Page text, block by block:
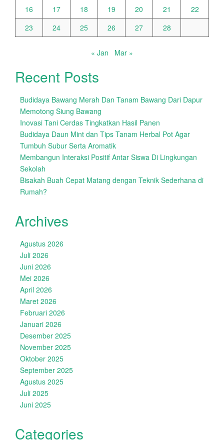
16
17 18 19 20 21
22
23
24 25 26 27 28
« Jan Mar »
Recent Posts
Budidaya Bawang Merah Dan Tanam Bawang Dari Dapur
Memotong Siung Bawang
Inovasi Tani Cerdas Tingkatkan Hasil Panen
Budidaya Daun Mint dan Tips Tanam Herbal Pot Agar
Tumbuh Subur Serta Aromatik
Membangun Interaksi Positif Antar Siswa Di Lingkungan
Sekolah
Bisakah Buah Cepat Matang dengan Teknik Sederhana di
Rumah?
Archives
Agustus 2026
Juli 2026
Juni 2026
Mei 2026
April 2026
Maret 2026
Februari 2026
Januari 2026
Desember 2025
November 2025
Oktober 2025
September 2025
Agustus 2025
Juli 2025
Juni 2025
Categories